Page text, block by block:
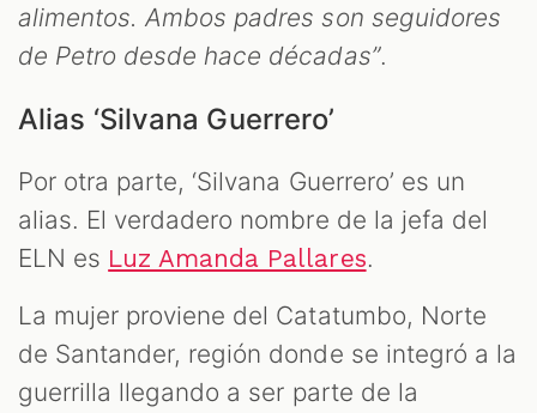
alimentos. Ambos padres son seguidores
de Petro desde hace décadas”.
Alias ‘Silvana Guerrero’
Por otra parte, ‘Silvana Guerrero’ es un
alias. El verdadero nombre de la jefa del
ELN es Luz Amanda Pallares.
La mujer proviene del Catatumbo, Norte
de Santander, región donde se integró a la
guerrilla llegando a ser parte de la